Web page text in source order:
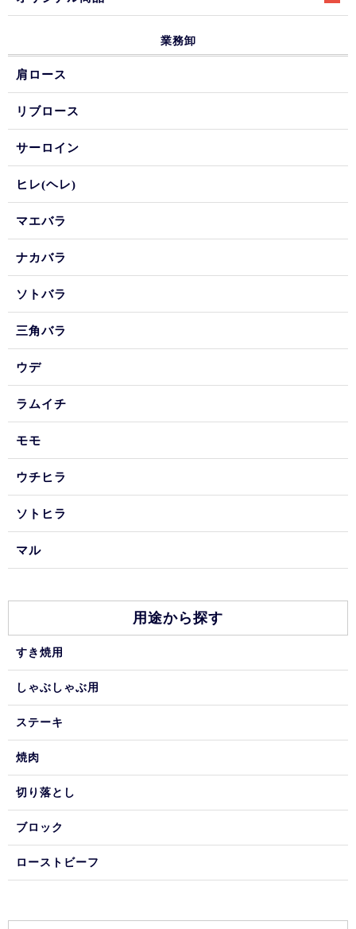
業務卸
肩ロース
リブロース
サーロイン
ヒレ(ヘレ)
マエバラ
ナカバラ
ソトバラ
三角バラ
ウデ
ラムイチ
モモ
ウチヒラ
ソトヒラ
マル
用途から探す
すき焼用
しゃぶしゃぶ用
ステーキ
焼肉
切り落とし
ブロック
ローストビーフ